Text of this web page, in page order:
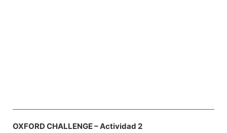
OXFORD CHALLENGE – Actividad 2